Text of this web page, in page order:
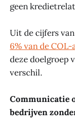
geen
Uit de cijfers
6% van de COL-
deze doelgroep
verschil.
Communicatie
bedrijven